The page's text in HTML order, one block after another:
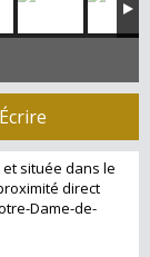
Écrire
située dans le
direct
Dame-de-